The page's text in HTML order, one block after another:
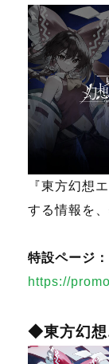
『東方幻想
する情報を
特設ページ：
https://
◆東方幻想